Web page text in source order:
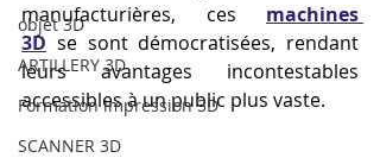
objet 3D
ARTILLERY 3D
Formation impression 3D
SCANNER 3D
manufacturières, ces machines
3D se sont démocratisées, rendant
leurs avantages incontestables
accessibles à un public plus vaste.